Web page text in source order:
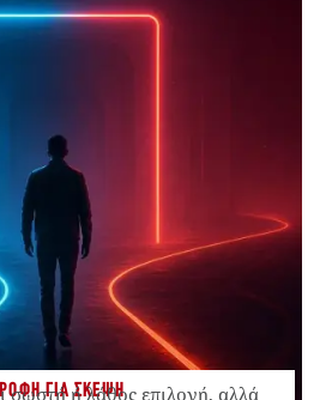
ΓΙΑ ΣΚΕΨΗ
σωστή ή λάθος επιλογή, αλλά